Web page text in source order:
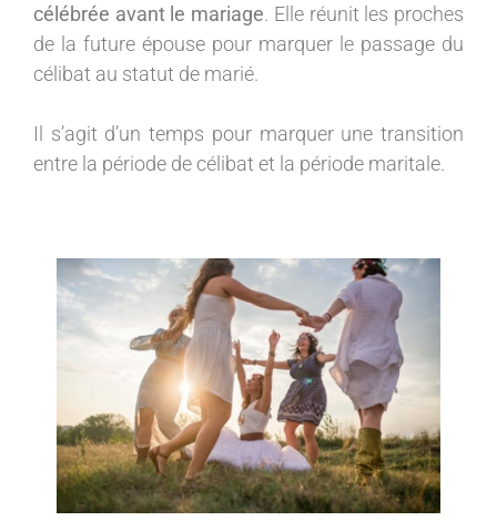
célébrée avant le mariage. Elle réunit les proches
de la future épouse pour marquer le passage du
célibat au statut de marié.
Il s’agit d’un temps pour marquer une transition
entre la période de célibat et la période maritale.